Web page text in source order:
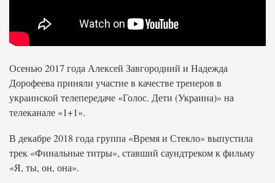
Осенью 2017 года Алексей Завгородний и Надежда
Дорофеева приняли участие в качестве тренеров в
украинской телепередаче «Голос. Дети (Украина)» на
телеканале «1+1».
В декабре 2018 года группа «Время и Стекло» выпустила
трек «Финальные титры», ставший саундтреком к фильму
«Я, ты, он, она».